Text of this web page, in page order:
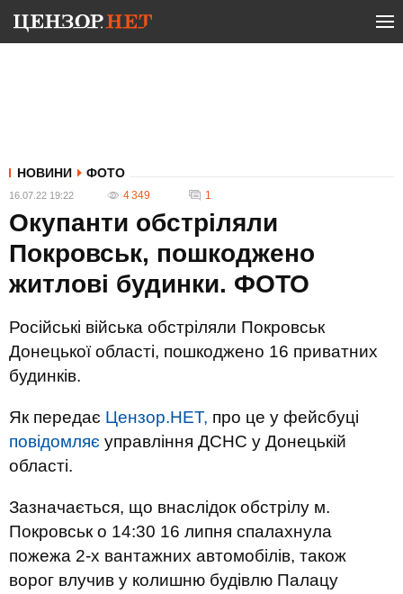
НОВИНИ ФОТО
16.07.22 19:22 4 349 1
Окупанти обстріляли
Покровськ, пошкоджено
житлові будинки. ФОТО
Російські війська обстріляли Покровськ
Донецької області, пошкоджено 16 приватних
будинків.
Як передає Цензор.НЕТ, про це у фейсбуці
повідомляє управління ДСНС у Донецькій
області.
Зазначається, що внаслідок обстрілу м.
Покровськ о 14:30 16 липня спалахнула
пожежа 2-х вантажних автомобілів, також
ворог влучив у колишню будівлю Палацу